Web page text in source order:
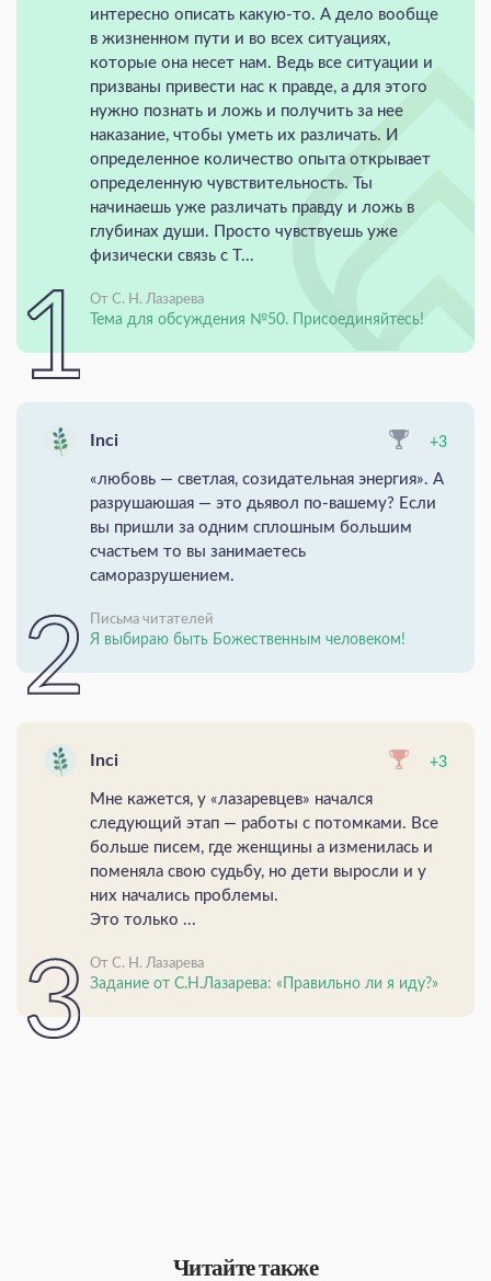
интересно описать какую-то. А дело вообще
в жизненном пути и во всех ситуациях,
которые она несет нам. Ведь все ситуации и
призваны привести нас к правде, а для этого
нужно познать и ложь и получить за нее
наказание, чтобы уметь их различать. И
определенное количество опыта открывает
определенную чувствительность. Ты
начинаешь уже различать правду и ложь в
глубинах души. Просто чувствуешь уже
физически связь с Т...
От С. Н. Лазарева
Тема для обсуждения №50. Присоединяйтесь!
Inci +3
«любовь — светлая, созидательная энергия». А
разрушаюшая — это дьявол по-вашему? Если
вы пришли за одним сплошным большим
счастьем то вы занимаетесь
саморазрушением.
Письма читателей
Я выбираю быть Божественным человеком!
Inci +3
Мне кажется, у «лазаревцев» начался
следующий этап — работы с потомками. Все
больше писем, где женщины а изменилась и
поменяла свою судьбу, но дети выросли и у
них начались проблемы.
Это только ...
От С. Н. Лазарева
Задание от С.Н.Лазарева: «Правильно ли я иду?»
Читайте также